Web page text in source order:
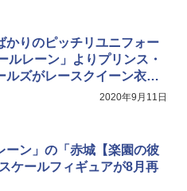
かりのピッチリユニフォー
ルレーン」よりプリンス・
ルズがレースクイーン衣装
2020年9月11日
ーン」の「赤城【楽園の彼
ケールフィギュアが8月再